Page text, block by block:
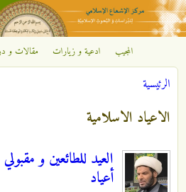
تجاوز إلى المحتوى الرئيسي
مركز
الإشعاع
الإسلامي
المجيب ادعية و زيارات مقالات و
أنت هنا
الرئيسية
الاعياد الاسلامية
العيد للطائعين و
أعياد